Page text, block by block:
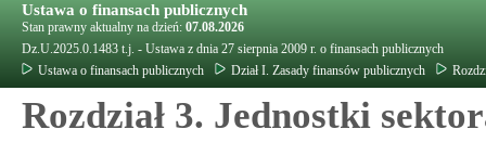
Ustawa o finansach publicznych
Stan prawny aktualny na dzień: 07.08.2026
Dz.U.2025.0.1483 t.j. - Ustawa z dnia 27 sierpnia 2009 r. o finansach publicznych
Ustawa o finansach publicznych
Dział I. Zasady finansów publicznych
Rozdział 3. Jednostki